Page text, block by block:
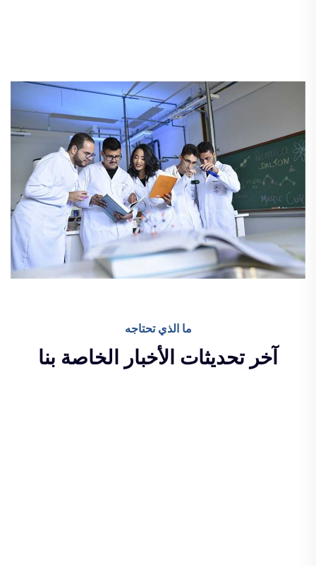
ما الذي تحتاجه
آخر تحديثات الأخبار الخاصة بنا